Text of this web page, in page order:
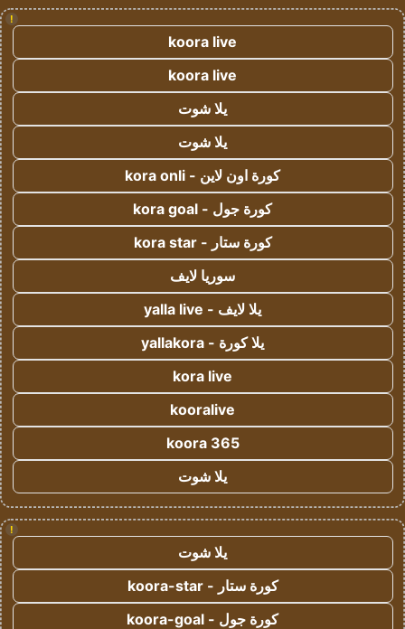
!
koora live
koora live
يلا شوت
يلا شوت
كورة اون لاين - kora onli
كورة جول - kora goal
كورة ستار - kora star
سوريا لايف
يلا لايف - yalla live
يلا كورة - yallakora
kora live
kooralive
koora 365
يلا شوت
!
يلا شوت
كورة ستار - koora-star
كورة جول - koora-goal